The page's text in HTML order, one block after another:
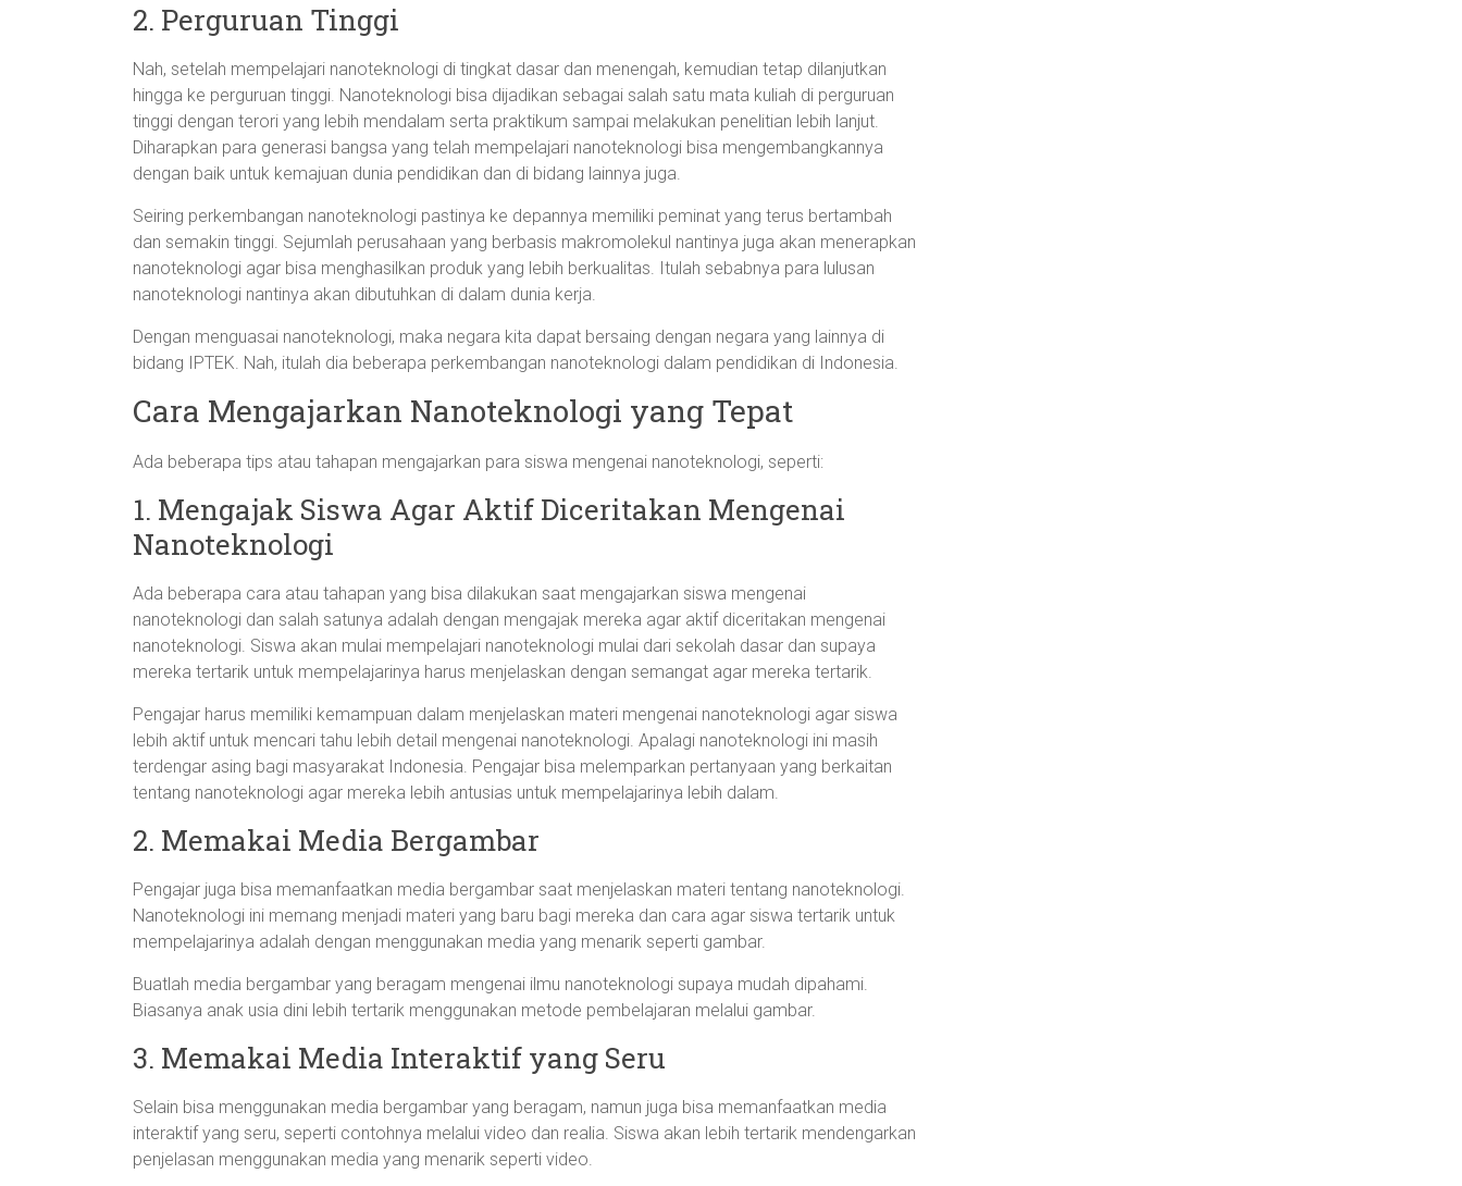
2. Perguruan Tinggi
Nah, setelah mempelajari nanoteknologi di tingkat dasar dan menengah, kemudian tetap dilanjutkan
hingga ke perguruan tinggi. Nanoteknologi bisa dijadikan sebagai salah satu mata kuliah di perguruan
tinggi dengan terori yang lebih mendalam serta praktikum sampai melakukan penelitian lebih lanjut.
Diharapkan para generasi bangsa yang telah mempelajari nanoteknologi bisa mengembangkannya
dengan baik untuk kemajuan dunia pendidikan dan di bidang lainnya juga.
Seiring perkembangan nanoteknologi pastinya ke depannya memiliki peminat yang terus bertambah
dan semakin tinggi. Sejumlah perusahaan yang berbasis makromolekul nantinya juga akan menerapkan
nanoteknologi agar bisa menghasilkan produk yang lebih berkualitas. Itulah sebabnya para lulusan
nanoteknologi nantinya akan dibutuhkan di dalam dunia kerja.
Dengan menguasai nanoteknologi, maka negara kita dapat bersaing dengan negara yang lainnya di
bidang IPTEK. Nah, itulah dia beberapa perkembangan nanoteknologi dalam pendidikan di Indonesia.
Cara Mengajarkan Nanoteknologi yang Tepat
Ada beberapa tips atau tahapan mengajarkan para siswa mengenai nanoteknologi, seperti:
1. Mengajak Siswa Agar Aktif Diceritakan Mengenai
Nanoteknologi
Ada beberapa cara atau tahapan yang bisa dilakukan saat mengajarkan siswa mengenai
nanoteknologi dan salah satunya adalah dengan mengajak mereka agar aktif diceritakan mengenai
nanoteknologi. Siswa akan mulai mempelajari nanoteknologi mulai dari sekolah dasar dan supaya
mereka tertarik untuk mempelajarinya harus menjelaskan dengan semangat agar mereka tertarik.
Pengajar harus memiliki kemampuan dalam menjelaskan materi mengenai nanoteknologi agar siswa
lebih aktif untuk mencari tahu lebih detail mengenai nanoteknologi. Apalagi nanoteknologi ini masih
terdengar asing bagi masyarakat Indonesia. Pengajar bisa melemparkan pertanyaan yang berkaitan
tentang nanoteknologi agar mereka lebih antusias untuk mempelajarinya lebih dalam.
2. Memakai Media Bergambar
Pengajar juga bisa memanfaatkan media bergambar saat menjelaskan materi tentang nanoteknologi.
Nanoteknologi ini memang menjadi materi yang baru bagi mereka dan cara agar siswa tertarik untuk
mempelajarinya adalah dengan menggunakan media yang menarik seperti gambar.
Buatlah media bergambar yang beragam mengenai ilmu nanoteknologi supaya mudah dipahami.
Biasanya anak usia dini lebih tertarik menggunakan metode pembelajaran melalui gambar.
3. Memakai Media Interaktif yang Seru
Selain bisa menggunakan media bergambar yang beragam, namun juga bisa memanfaatkan media
interaktif yang seru, seperti contohnya melalui video dan realia. Siswa akan lebih tertarik mendengarkan
penjelasan menggunakan media yang menarik seperti video.